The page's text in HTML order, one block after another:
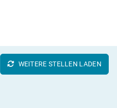
WEITERE STELLEN LADEN